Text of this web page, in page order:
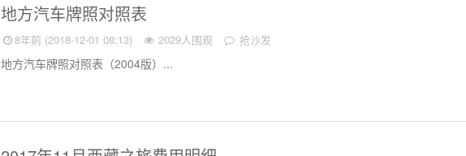
地方汽车牌照对照表
8年前 (2018-12-01 08:13) 2029人围观 抢沙发
地方汽车牌照对照表（2004版）...